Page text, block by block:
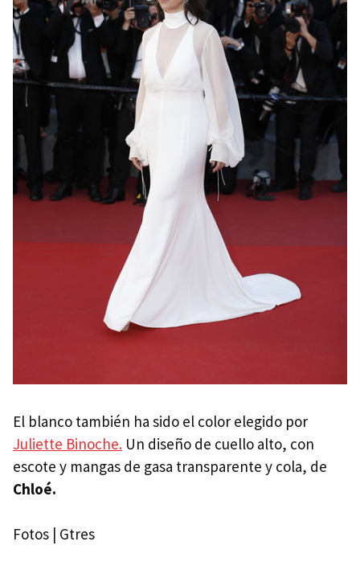
El blanco también ha sido el color elegido por
Juliette Binoche. Un diseño de cuello alto, con
escote y mangas de gasa transparente y cola, de
Chloé.
Fotos | Gtres